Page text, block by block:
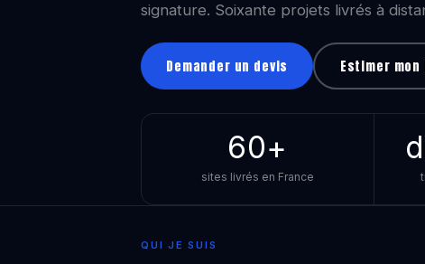
signature. Soixante projets livrés à
Demander un devis Estimer mon
60+
sites livrés en France
QUI JE SUIS